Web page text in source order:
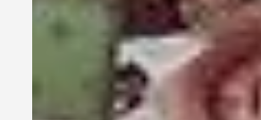
2 min de leitura
Conheça o Eye Tracking